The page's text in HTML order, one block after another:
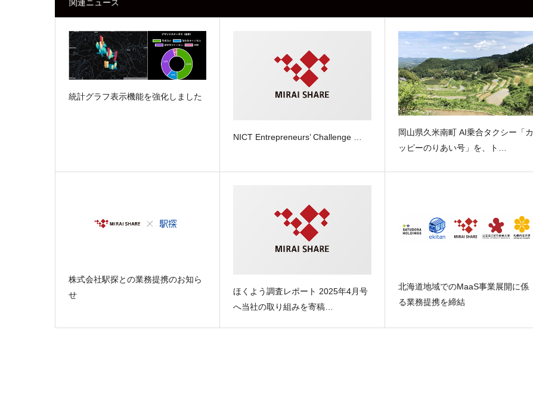
関連ニュース
統計グラフ表示機能を強化しました
NICT Entrepreneurs’ Challenge …
岡山県久米南町 AI乗合タクシー「カ
ッピーのりあい号」を、ト…
株式会社駅探との業務提携のお知ら
せ
ほくよう調査レポート 2025年4月号
へ当社の取り組みを寄稿…
北海道地域でのMaaS事業展開に係
る業務提携を締結